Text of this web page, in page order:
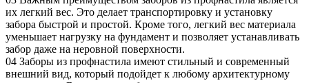
их легкий вес. Это делает транспортировку и установку
забора быстрой и простой. Кроме того, легкий вес материала
уменьшает нагрузку на фундамент и позволяет устанавливать
забор даже на неровной поверхности.
04 Заборы из профнастила имеют стильный и современный
внешний вид, который подойдет к любому архитектурному